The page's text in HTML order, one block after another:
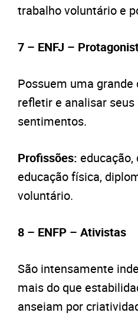
trabalho voluntário e
7 – ENFJ –
Possuem uma grande
refletir e analisar
sentimentos.
Profissões:
educação física,
voluntário.
8 – ENFP – Ativistas
São intensamente
mais do que
anseiam por